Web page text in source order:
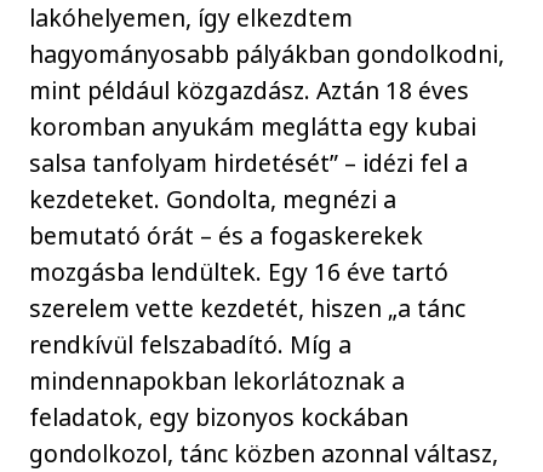
lakóhelyemen, így elkezdtem
hagyományosabb pályákban gondolkodni,
mint például közgazdász. Aztán 18 éves
koromban anyukám meglátta egy kubai
salsa tanfolyam hirdetését” – idézi fel a
kezdeteket. Gondolta, megnézi a
bemutató órát – és a fogaskerekek
mozgásba lendültek. Egy 16 éve tartó
szerelem vette kezdetét, hiszen „a tánc
rendkívül felszabadító. Míg a
mindennapokban lekorlátoznak a
feladatok, egy bizonyos kockában
gondolkozol, tánc közben azonnal váltasz,